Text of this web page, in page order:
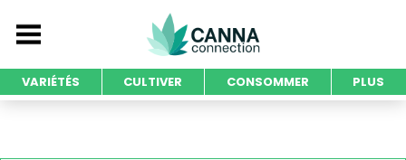
VARIÉTÉS CULTIVER CONSOMMER PLUS